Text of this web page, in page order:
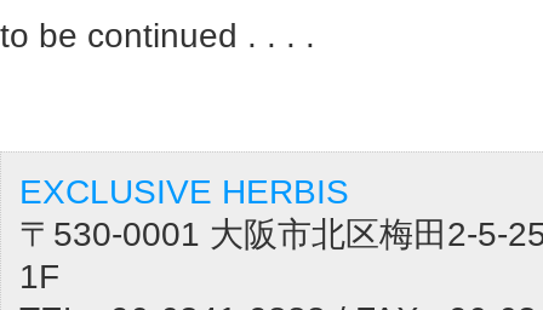
to be continued . . . .
EXCLUSIVE HERBIS
〒530-0001 大阪市北区梅田2-5-
1F